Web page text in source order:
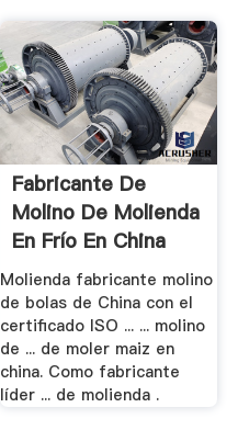
Fabricante De
Molino De Molienda
En Frío En China
Molienda fabricante molino
de bolas de China con el
certificado ISO ... ... molino
de ... de moler maiz en
china. Como fabricante
líder ... de molienda .